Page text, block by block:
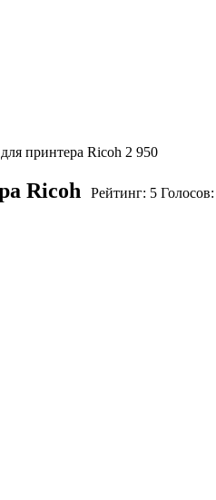
принтера Ricoh 2 950
Ricoh Рейтинг: 5 Голосов: